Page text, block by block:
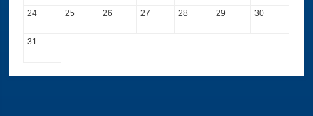
24 25 26 27 28 29 30
31